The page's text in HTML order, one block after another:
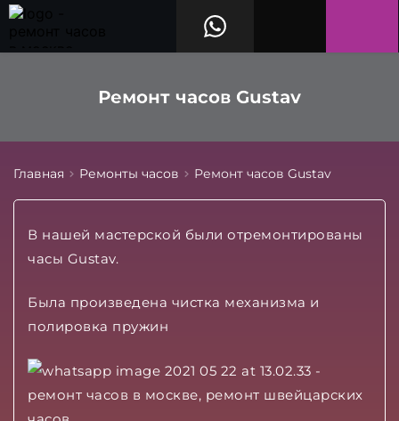
Ремонт часов Gustav
Главная Ремонты часов Ремонт часов Gustav
В нашей мастерской были отремонтированы
часы Gustav.
Была произведена чистка механизма и
полировка пружин